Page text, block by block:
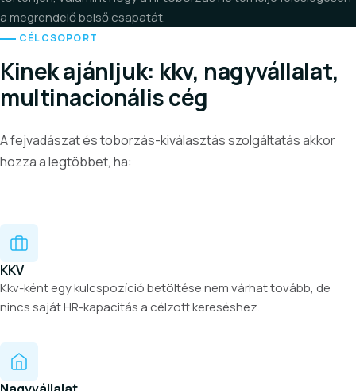
a megrendelő belső csapatát.
CÉLCSOPORT
Kinek ajánljuk: kkv, nagyvállalat,
multinacionális cég
A fejvadászat és toborzás-kiválasztás szolgáltatás akkor
hozza a legtöbbet, ha:
KKV
Kkv-ként egy kulcspozíció betöltése nem várhat tovább, de
nincs saját HR-kapacitás a célzott kereséshez.